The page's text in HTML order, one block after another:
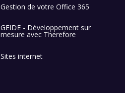
Gestion de votre Office 365
GEIDE - Développement sur
mesure avec Therefore
Sites internet